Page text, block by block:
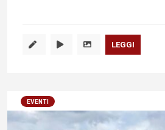
LEGGI
EVENTI